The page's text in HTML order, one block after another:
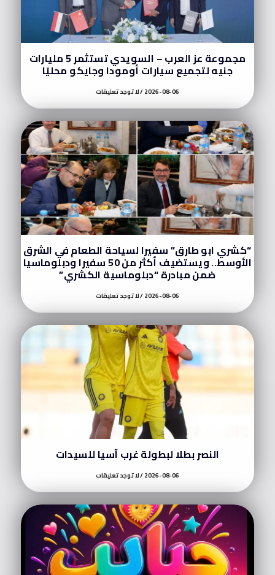
مجموعة عز العرب – السويدي تستثمر 5 مليارات
جنيه لتجميع سيارات أومودا وجايكو محليًا
2026-08-06 لا توجد تعليقات
“كشري ابو طارق” سفيرا لسياحة الطعام في الشرق
الأوسط.. ويستضيف أكثر من 50 سفيرا ودبلوماسيا
ضمن مبادرة “دبلوماسية الكشري”
2026-08-06 لا توجد تعليقات
النصر بطلا لبطولة غرب آسيا للسيدات
2026-08-06 لا توجد تعليقات